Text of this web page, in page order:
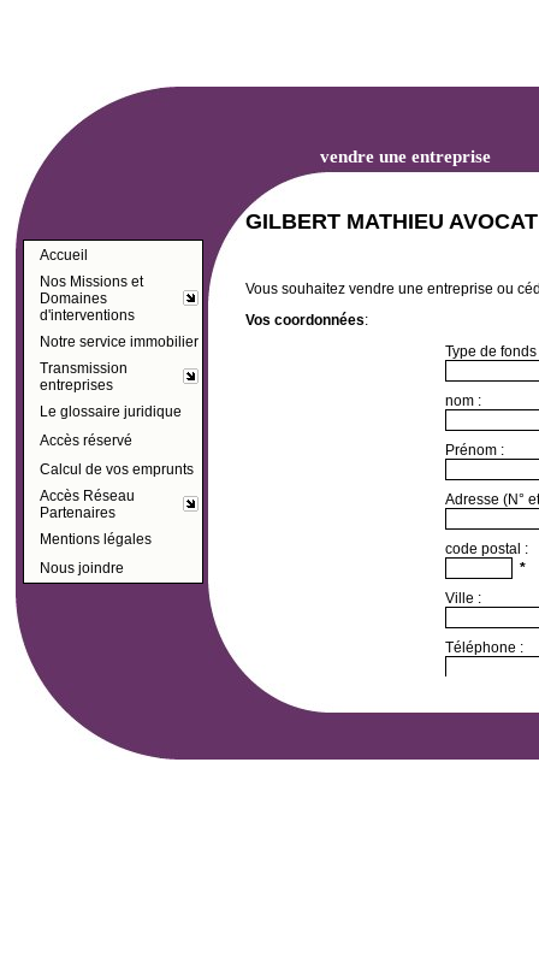
GILBERT MATHIEU
Vous souhaitez vendre une entreprise ou
Vos coordonnées:
Type de
nom :
Prénom :
Adresse (N°
code postal :
*
Ville :
Téléphone :
vendre une entreprise
Accueil
Nos Missions et
Domaines
d'interventions
Notre service immobilier
Transmission
entreprises
Le glossaire juridique
Accès réservé
Calcul de vos emprunts
Accès Réseau
Partenaires
Mentions légales
Nous joindre